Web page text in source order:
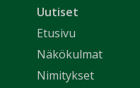
Uutiset
Etusivu
Näkökulmat
Nimitykset